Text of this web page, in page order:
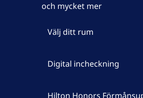
och mycket mer
Välj ditt rum
Digital incheckning
Hilton Honors